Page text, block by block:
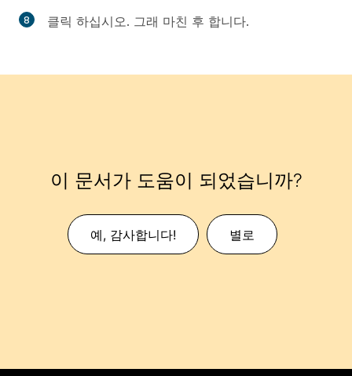
클릭 하십시오. 그래 마친 후 합니다.
이 문서가 도움이 되었습니까?
예, 감사합니다! 별로